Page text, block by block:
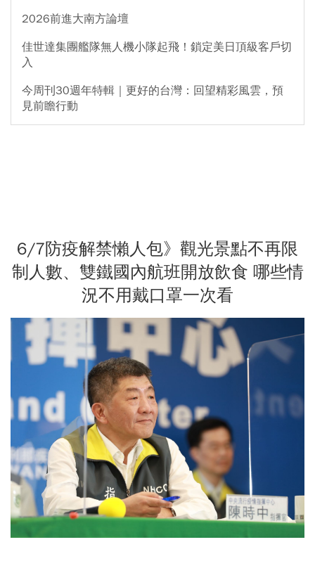
2026前進大南方論壇
佳世達集團艦隊無人機小隊起飛！鎖定美日頂級客戶切
入
今周刊30週年特輯｜更好的台灣：回望精彩風雲，預
見前瞻行動
6/7防疫解禁懶人包》觀光景點不再限
制人數、雙鐵國內航班開放飲食 哪些情
況不用戴口罩一次看